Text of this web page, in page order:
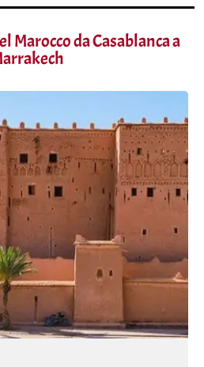
Marocco da Casablanca a